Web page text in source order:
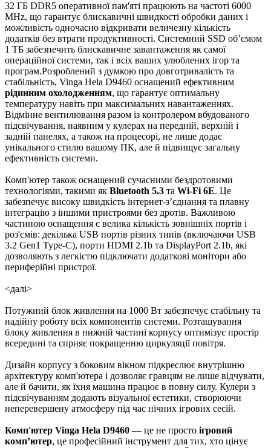
32 ГБ DDR5 оперативної пам'яті працюють на частоті 6000
MHz, що гарантує блискавичні швидкості обробки даних і
можливість одночасно відкривати величезну кількість
додатків без втрати продуктивності. Системний SSD об’ємом
1 ТБ забезпечить блискавичне завантаження як самої
операційної системи, так і всіх ваших улюблених ігор та
програм.Розроблений з думкою про довготривалість та
стабільність, Vinga Hela D9460 оснащений ефективним
рідинним охолодженням, що гарантує оптимальну
температуру навіть при максимальних навантаженнях.
Відмінне вентилювання разом із контролером вбудованого
підсвічування, наявним у кулерах на передній, верхній і
задній панелях, а також на процесорі, не лише додає
унікального стилю вашому ПК, але й підвищує загальну
ефективність системи.
Комп'ютер також оснащений сучасними бездротовими
технологіями, такими як Bluetooth 5.3 та Wi-Fi 6E. Це
забезпечує високу швидкість інтернет-з’єднання та плавну
інтеграцію з іншими пристроями без дротів. Важливою
частиною оснащення є велика кількість зовнішніх портів і
роз'ємів: декілька USB портів різних типів (включаючи USB
3.2 Gen1 Type-C), порти HDMI 2.1b та DisplayPort 2.1b, які
дозволяють з легкістю підключати додаткові монітори або
периферійні пристрої.
<далі>
Потужний блок живлення на 1000 Вт забезпечує стабільну та
надійну роботу всіх компонентів системи. Розташування
блоку живлення в нижній частині корпусу оптимізує простір
всередині та сприяє покращенню циркуляції повітря.
Дизайн корпусу з боковим вікном підкреслює внутрішню
архітектуру комп'ютера і дозволяє гравцям не лише відчувати,
але й бачити, як їхня машина працює в повну силу. Кулери з
підсвічуванням додають візуальної естетики, створюючи
неперевершену атмосферу під час нічних ігрових сесій.
Комп'ютер Vinga Hela D9460 — це не просто ігровий
комп’ютер, це професійний інструмент для тих, хто цінує